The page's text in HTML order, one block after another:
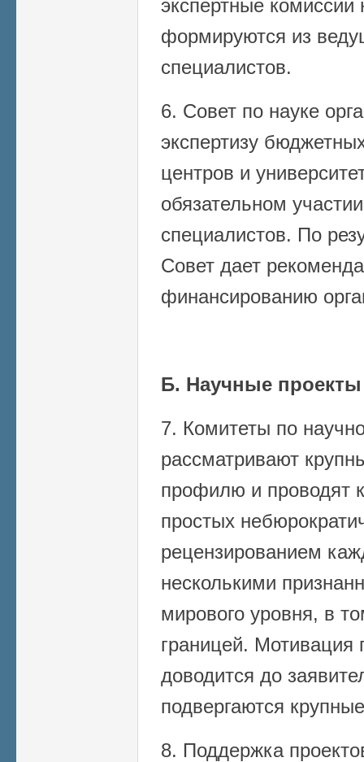
экспертные комиссии
формируются из
специалистов.
6. Совет по науке
экспертизу
центров и
обязательном
специалистов. По
Совет дает
финансированию
Б. Научные проекты
7. Комитеты по
рассматривают
профилю и проводят
простых
рецензированием
несколькими
мирового уровня, в
границей.
доводится до
подвергаются
8. Поддержка